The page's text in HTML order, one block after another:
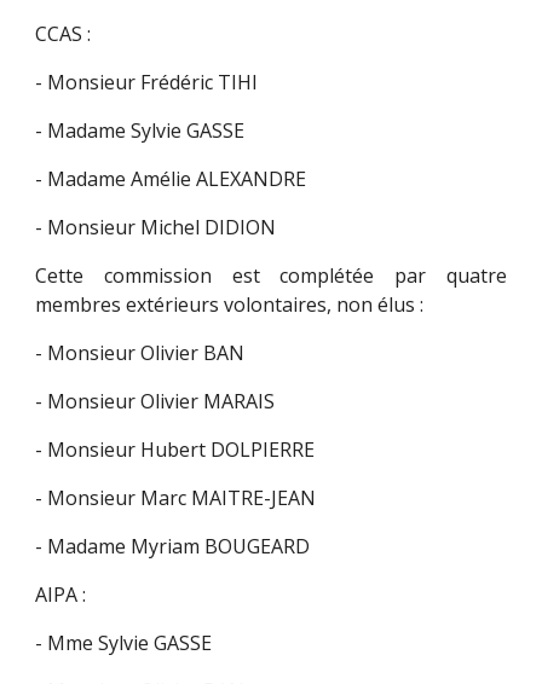
CCAS :
- Monsieur Frédéric TIHI
- Madame Sylvie GASSE
- Madame Amélie ALEXANDRE
- Monsieur Michel DIDION
Cette commission est complétée par quatre
membres extérieurs volontaires, non élus :
- Monsieur Olivier BAN
- Monsieur Olivier MARAIS
- Monsieur Hubert DOLPIERRE
- Monsieur Marc MAITRE-JEAN
- Madame Myriam BOUGEARD
AIPA :
- Mme Sylvie GASSE